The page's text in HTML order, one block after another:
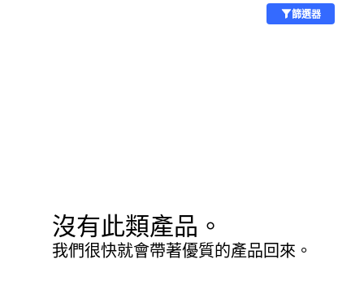
篩選器
沒有此類產品。
我們很快就會帶著優質的產品回來。